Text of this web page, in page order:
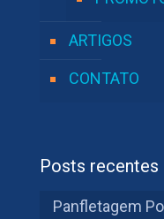
ARTIGOS
CONTATO
Posts recentes
Panfletagem